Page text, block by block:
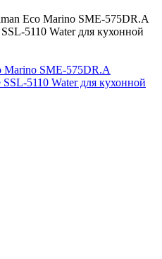
Eco Marino SME-575DR.A
5110 Water для кухонной